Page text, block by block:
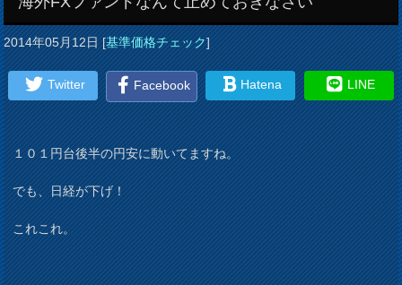
2014年05月12日[基準価格チェック]
Twitter Facebook Hatena LINE
１０１円台後半の円安に動いてますね。
でも、日経が下げ！
これこれ。